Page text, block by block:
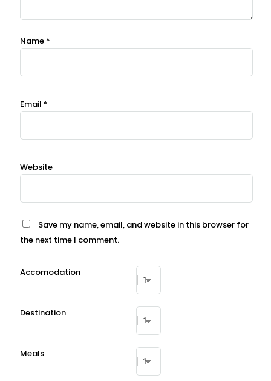
Name *
Email *
Website
Save my name, email, and website in this browser for
the next time I comment.
Accomodation
Destination
Meals